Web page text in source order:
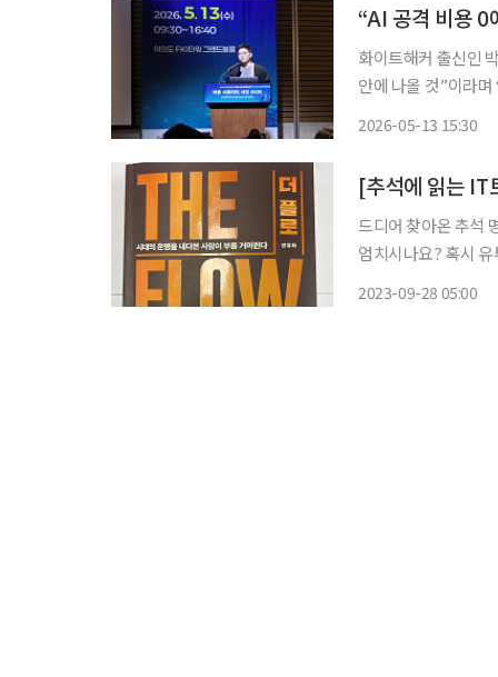
“AI 공격 비용 0
화이트해커 출신인
안에 나올 것”이라
2026-05-13 15:30
[추석에 읽는
드디어 찾아온 추석
엄치시나요? 혹시
2023-09-28 05:00